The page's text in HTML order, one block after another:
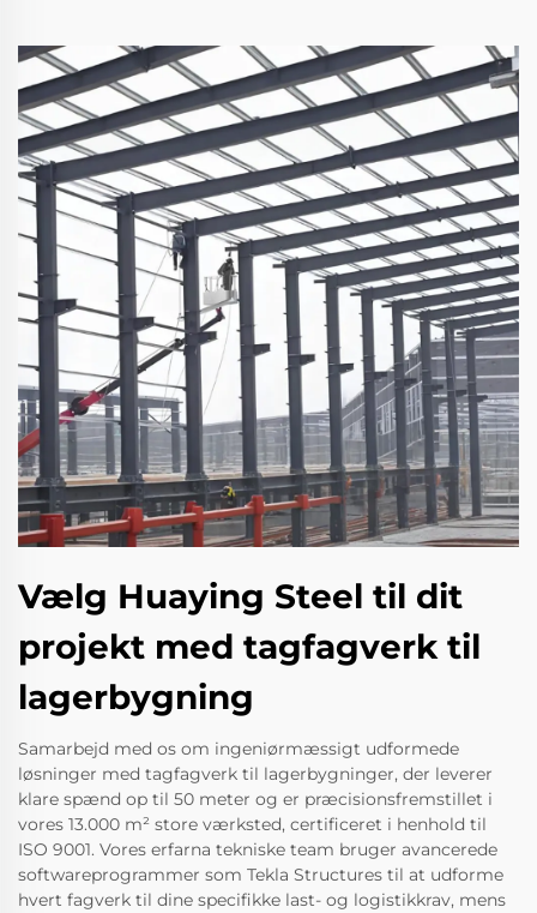
Vælg Huaying Steel til dit
projekt med tagfagverk til
lagerbygning
Samarbejd med os om ingeniørmæssigt udformede
løsninger med tagfagverk til lagerbygninger, der leverer
klare spænd op til 50 meter og er præcisionsfremstillet i
vores 13.000 m² store værksted, certificeret i henhold til
ISO 9001. Vores erfarna tekniske team bruger avancerede
softwareprogrammer som Tekla Structures til at udforme
hvert fagverk til dine specifikke last- og logistikkrav, mens